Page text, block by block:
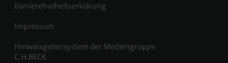
Barrierefreiheitserklärung
Impressum
Hinweisgebersystem der Mediengruppe
C.H.BECK